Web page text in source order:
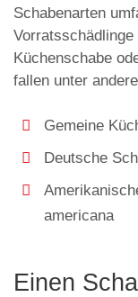
Schabenarten
Küchenschabe
fallen unter
Gemeine
Deutsche
americana
Einen